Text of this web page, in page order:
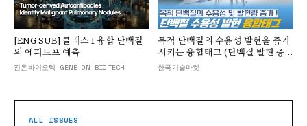
▶
[ENG SUB] 클래스 I 융합 단백질
의 에피토프 예측
진온바이오텍 GENE ON BIOTECH
▶
목적 단백질의 수용성 발현을 증가
시키는 융합태그 (단백질 발현 증
가, 재조합 단백질 발현)
한국기술마켓
ALL ISSUES